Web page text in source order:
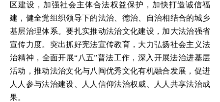
区建设，加强社会主体合法权益保护，加快打造诚信福
建，健全党组织领导下的法治、德治、自治相结合的城乡
基层治理体系。要扎实推动法治文化建设，加大法治强省
宣传力度。突出抓好宪法宣传教育，大力弘扬社会主义法
治精神，全面开展“八五”普法工作，深入开展法治进基层
活动，推动法治文化与八闽优秀文化有机融合发展，促进
人人参与法治建设、人人信仰法治权威、人人共享法治成
果。